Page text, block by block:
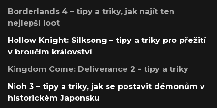
Borderlands 4 – tipy a triky, jak najít ten
nejlepší loot
Hollow Knight: Silksong – tipy a triky pro přežití
v broučím království
Kingdom Come: Deliverance 2 – tipy a triky
Nioh 3 – tipy a triky, jak se postavit démonům v
historickém Japonsku